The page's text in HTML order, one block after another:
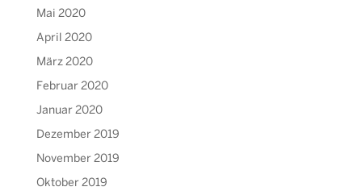
Mai 2020
April 2020
März 2020
Februar 2020
Januar 2020
Dezember 2019
November 2019
Oktober 2019